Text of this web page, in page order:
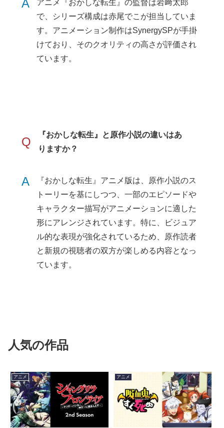
A
アニメ『おかしな転生』の監督は岩﨑太郎
で、シリーズ構成は赤尾でこが担当していま
す。アニメーション制作はSynergySPが手掛
けており、そのクオリティの高さが評価され
ています。
Q
『おかしな転生』と原作小説の違いはあ
りますか？
A
『おかしな転生』アニメ版は、原作小説のス
トーリーを基にしつつ、一部のエピソードや
キャラクター描写がアニメーションに適した
形にアレンジされています。特に、ビジュア
ル的な表現が強化されているため、原作読者
と新規の視聴者の双方が楽しめる内容となっ
ています。
人気の作品
アニメ アニメ